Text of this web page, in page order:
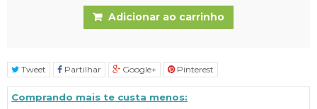
Adicionar ao carrinho
Tweet Partilhar Google+ Pinterest
Comprando mais te custa menos: